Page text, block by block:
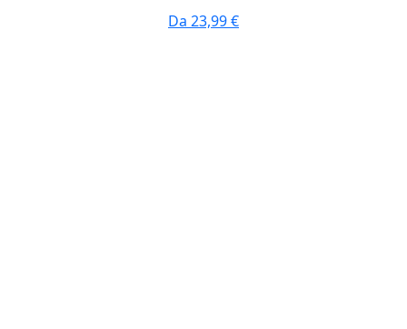
Da 23,99 €